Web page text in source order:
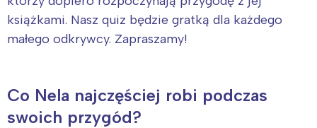
książkami. Nasz quiz będzie gratką dla każdego
małego odkrywcy. Zapraszamy!
Co Nela najczęściej robi podczas
swoich przygód?